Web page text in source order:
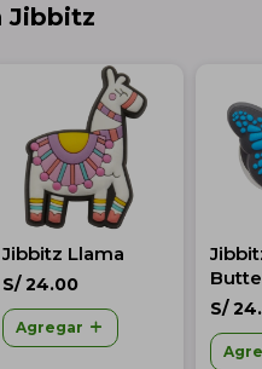
Jibbitz
Jibbitz Llama
S/ 24.00
Agregar
S/